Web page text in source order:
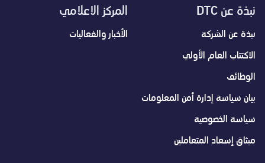
نبذة عن DTC
نبذة عن الشركة
الاكتتاب العام الأولي
الوظائف
بيان سياسة إدارة أمن المعلومات
سياسة الخصوصية
ميثاق إسعاد المتعاملين
المركز الاعلامي
الأخبار والفعاليات